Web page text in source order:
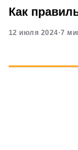
Как
12 июля 2024·7